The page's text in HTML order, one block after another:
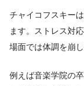
チャイコフスキー
ます。ストレス対
場面では体調を崩
例えば音楽学院の